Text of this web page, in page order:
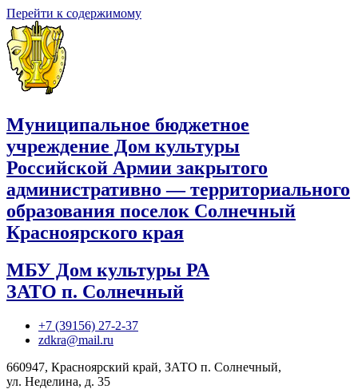
Перейти к содержимому
Муниципальное бюджетное
учреждение Дом культуры
Российской Армии закрытого
административно — территориального
образования поселок Солнечный
Красноярского края
МБУ Дом культуры РА
ЗАТО п. Солнечный
+7 (39156) 27-2-37
zdkra@mail.ru
660947, Красноярский край, ЗАТО п. Солнечный,
ул. Неделина, д. 35